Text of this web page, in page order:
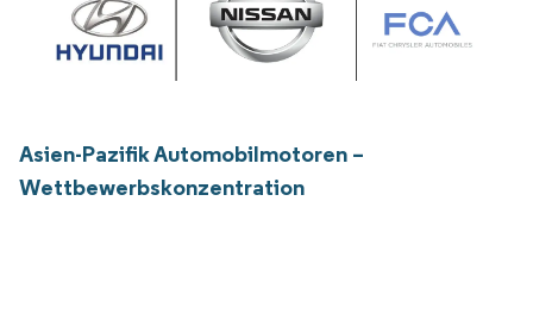
Asien-Pazifik Automobilmotoren –
Wettbewerbskonzentration